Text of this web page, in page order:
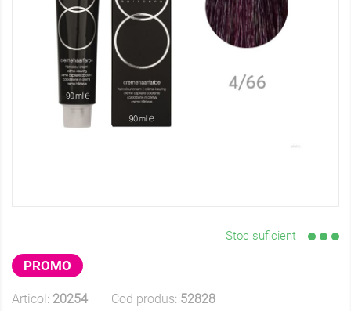
Stoc suficient
PROMO
Articol: 20254 Cod produs: 52828